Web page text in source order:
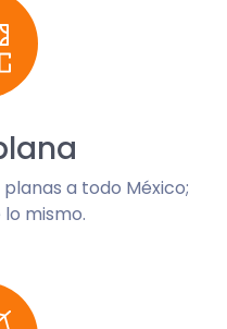
a todo México;
mismo.